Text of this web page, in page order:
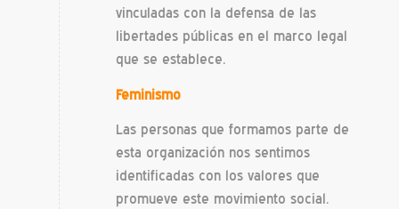
vinculadas con la defensa de las
libertades públicas en el marco legal
que se establece.
Feminismo
Las personas que formamos parte de
esta organización nos sentimos
identificadas con los valores que
promueve este movimiento social.